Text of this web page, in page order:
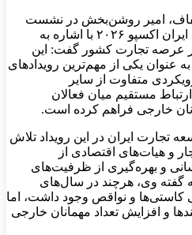
امیر روشن‌بخش در نشست
هم‌اندیشی و هماهنگی برگزاری ایران اکسپو ۲۰۲۶ با اشاره به
در عرصه تجارت کشور گفت: این
عنوان یکی از مهم‌ترین رویدادهای
متفاوت از سایر
مستقیم میان فعالان
خارجی فراهم کرده است.
تجارت ایران در این رویداد تلاش
و هیات‌های اقتصادی از
و بهره‌گیری از ظرفیت‌های
گفته وی، هرچند در سال‌های
کاستی‌ها و نواقص وجود داشت، اما
و افزایش تعداد مهمانان خارجی